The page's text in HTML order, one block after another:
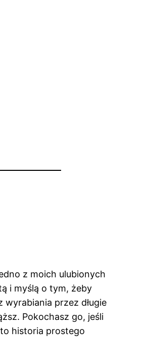
z moich ulubionych
i myślą o tym, żeby
przez długie
Pokochasz go, jeśli
historia prostego